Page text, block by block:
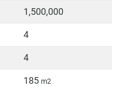
1,500,000
4
4
185 m2